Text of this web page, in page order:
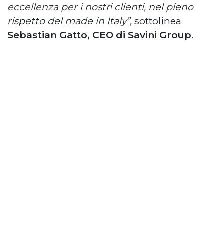
eccellenza per i nostri clienti, nel pieno
rispetto del made in Italy”, sottolinea
Sebastian Gatto, CEO di Savini Group.